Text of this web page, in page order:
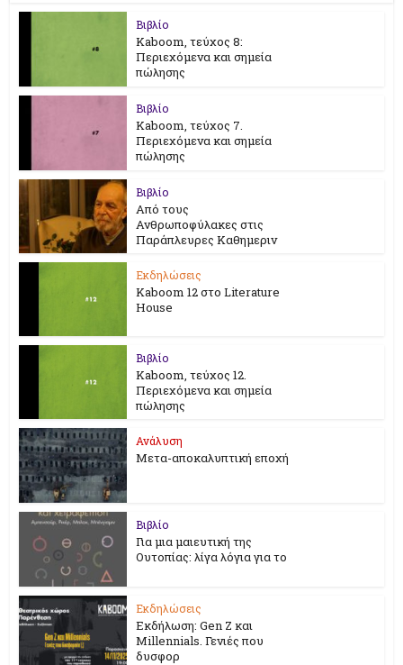
Βιβλίο
Kaboom, τεύχος 8:
Περιεχόμενα και σημεία
πώλησης
Βιβλίο
Kaboom, τεύχος 7.
Περιεχόμενα και σημεία
πώλησης
Βιβλίο
Από τους
Ανθρωποφύλακες στις
Παράπλευρες Καθημεριν
Εκδηλώσεις
Kaboom 12 στο Literature
House
Βιβλίο
Kaboom, τεύχος 12.
Περιεχόμενα και σημεία
πώλησης
Ανάλυση
Μετα-αποκαλυπτική εποχή
Βιβλίο
Για μια μαιευτική της
Ουτοπίας: λίγα λόγια για το
Εκδηλώσεις
Εκδήλωση: Gen Z και
Millennials. Γενιές που
δυσφορ